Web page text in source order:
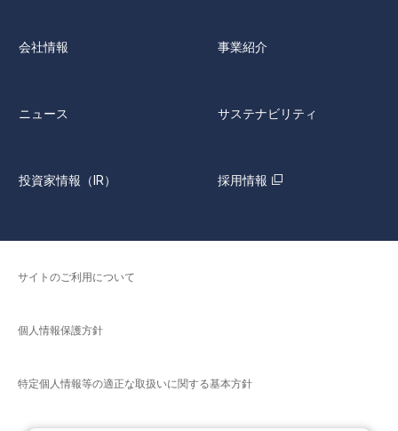
会社情報 事業紹介
ニュース サステナビリティ
投資家情報（IR） 採用情報
サイトのご利用について
個人情報保護方針
特定個人情報等の適正な取扱いに関する基本方針